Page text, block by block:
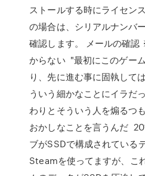
ストールする時にライセン
の場合は、シリアルナンバ
確認します。 メールの確
からない "最初にこのゲー
り、先に進む事に固執して
ういう細かなことにイラだ
わりとそういう人を煽るつ
おかしなことを言うんだ
ブがSSDで構成されている
Steamを使ってますが、こ